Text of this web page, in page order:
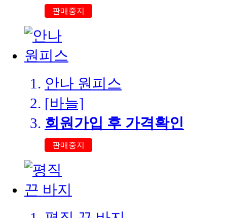
판매중지
안나 원피스
[바늘]
회원가입 후 가격확인
판매중지